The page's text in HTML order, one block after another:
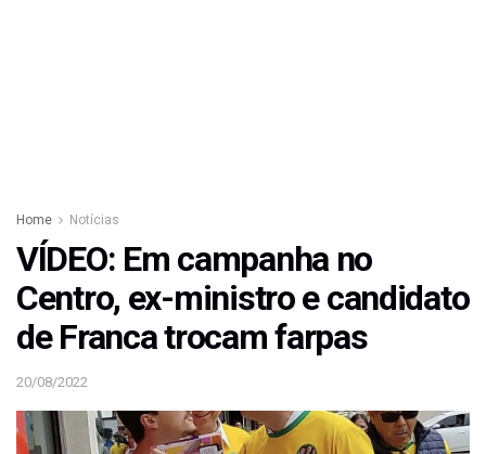
Home Notícias
VÍDEO: Em campanha no
Centro, ex-ministro e candidato
de Franca trocam farpas
20/08/2022